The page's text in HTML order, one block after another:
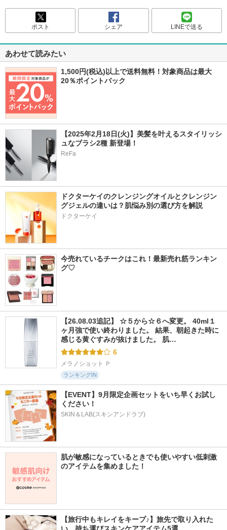
ポスト シェア LINEで送る
あわせて読みたい
1,500円(税込)以上で送料無料！対象商品は最大
20％ポイントバック
【2025年2月18日(火)】美髪を叶えるスタイリッシ
ュなブラシ2種 新登場！
ReFa
ドクターケイのクレンジングオイルとクレンジン
グジェルの違いは？肌悩み別の選び方を解説
ドクターケイ
今売れているチークはこれ！最新売れ筋ランキン
グ♡
【26.08.03追記】 ☆５から☆６へ変更。 40ml１
ヶ月強で使い終わりました。 結果、朝起きた時に
感じる黄ぐすみが抜けました。 肌…
6
メラノショット Ｐ
ランキングIN
【EVENT】9月限定企画セットをいち早くお試し
ください！
SKIN＆LAB(スキンアンドラブ)
肌が敏感になっているときでも使いやすい低刺激
のアイテムを集めました！
【旅行中もキレイをキープ♪】旅先で取り入れた